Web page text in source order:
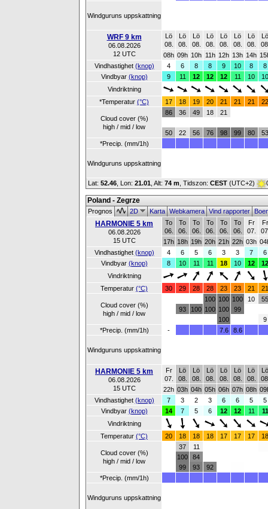
Windguruns uppskattning
WRF 9 km
06.08.2026
12 UTC
Lö
08.
Lö
08.
Lö
08.
Lö
08.
Lö
08.
Lö
08.
Lö
08.
Lö
08h 09h 10h 11h 12h 13h 14h
Vindhastighet (knop) 4 6 8 8 9 10 8
8
Vindbyar (knop) 9 11 12 12 12 11 10
10
Vindriktning
*Temperatur (°C) 17 18 19 20 21 21 21 22
Cloud cover (%)
high / mid / low
86
50
36
22
49
56
18
76
21
98 99 80
53
*Precip. (mm/1h)
Windguruns uppskattning
Lat: 52.46 , Lon: 21.01 Alt: 74 m , Tidszon: CEST (UTC+2)
Poland - Zegrze
Prognos 2D KartaWebkameraVind rapporter
HARMONIE 5 km
06.08.2026
15 UTC
To
06.
To
06.
To
06.
To
06.
To
06.
To
06.
Fr
07.
Fr
17h 18h 19h 20h 21h 22h 03h
Vindhastighet (knop) 4 6 5 6 3 3 7
6
Vindbyar (knop) 8 10 11 11 18 10 12
12
Vindriktning
Temperatur (°C) 30 29 28 28 23 23 21 21
Cloud cover (%)
high / mid / low
93 100
100
100
100
100
100
100
99
10 55
9
*Precip. (mm/1h)
- 7.6 8.6
Windguruns uppskattning
HARMONIE 5 km
06.08.2026
15 UTC
Fr
07.
Lö
08.
Lö
08.
Lö
08.
Lö
08.
Lö
08.
Lö
08.
Lö
22h 03h 04h 05h 06h 07h 08h
Vindhastighet (knop) 7 3 2 3 6 6 5
5
Vindbyar (knop) 14 7 5 6 12 12 11
11
Vindriktning
Temperatur (°C) 20 18 18 18 17 17 17 18
Cloud cover (%)
high / mid / low
37
100
99
11
84
93
92
*Precip. (mm/1h)
Windguruns uppskattning